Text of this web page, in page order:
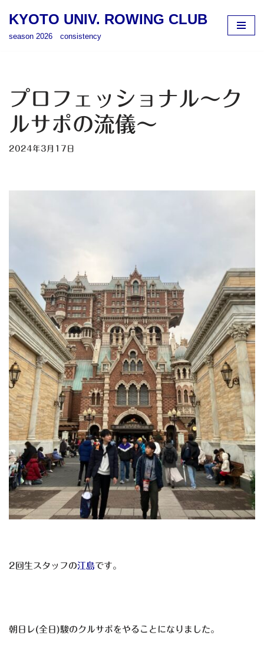
へ
ス
キ
ッ
KYOTO UNIV. ROWING CLUB
season 2026 consistency
プロフェッショナル～ク
ルサポの流儀～
2024年3月17日
2回生スタッフの江島です。
朝日レ(全日)駿のクルサポをやることになりました。